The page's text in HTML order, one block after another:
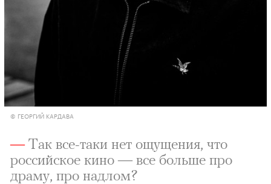
© ГЕОРГИЙ КАРДАВА
—Так все-таки нет ощущения, что
российское кино — все больше про
драму, про надлом?